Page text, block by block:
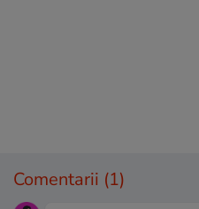
Comentarii (1)